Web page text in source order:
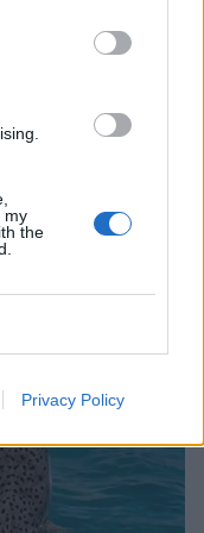
my
the
Privacy Policy
ορό στο χέρι και